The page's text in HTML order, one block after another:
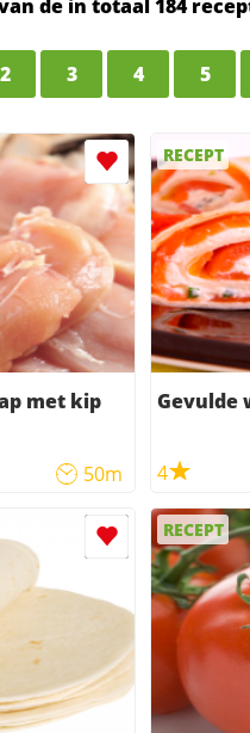
van de in totaal 184
2 3 4 5
met kip
50m
RECEPT
Gevulde
4
RECEPT